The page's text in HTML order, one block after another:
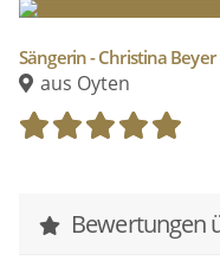
dass alles
Sprecht uns gern an
unverbindliches
Sängerin - Christina Beyer
aus Oyten
Bewertungen